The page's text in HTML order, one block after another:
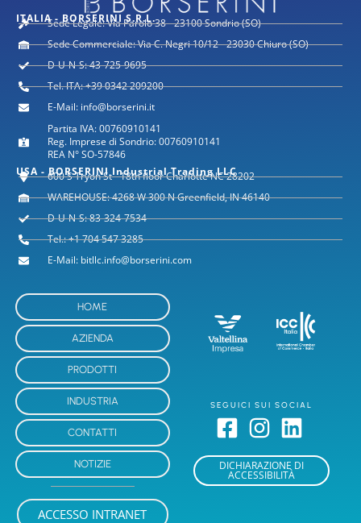
ITALIA - BORSERINI S.R.L.
Sede Legale: Via Parolo 38 - 23100 Sondrio (SO)
Sede Commerciale: Via C. Negri 10/12 - 23030 Chiuro (SO)
D-U-N-S: 43-725-9695
Tel. ITA: +39 0342 209200
E-Mail: info@borserini.it
Partita IVA: 00760910141
Reg. Imprese di Sondrio: 00760910141
REA N° SO-57846
USA - BORSERINI Industrial Trading LLC
600 S Tryon St - 18th floor Charlotte NC 28202
WAREHOUSE: 4268 W 300 N Greenfield, IN 46140
D-U-N-S: 83-324-7534
Tel.: +1 704 547 3285
E-Mail: bitllc.info@borserini.com
HOME
AZIENDA
PRODOTTI
INDUSTRIA
CONTATTI
NOTIZIE
ACCESSO INTRANET
SEGUICI SUI SOCIAL
DICHIARAZIONE DI
ACCESSIBILITÀ